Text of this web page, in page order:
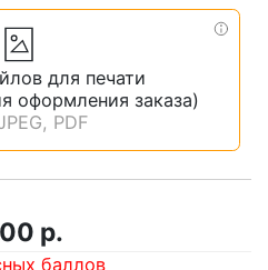
для печати
оформления заказа)
PDF
р.
баллов